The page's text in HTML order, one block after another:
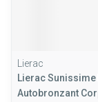
Lierac
Lierac Sunissime
Autobronzant